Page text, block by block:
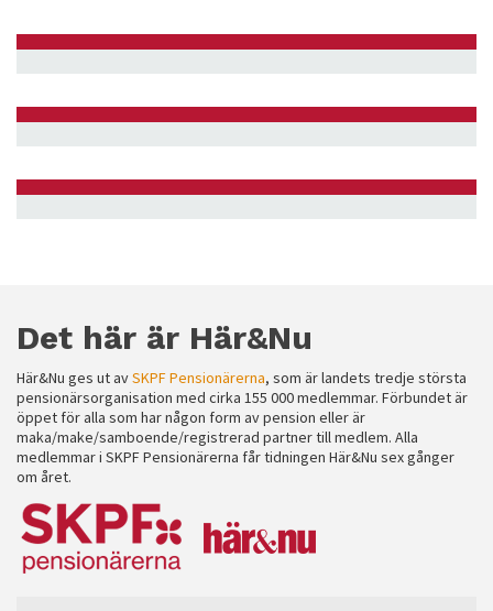
Det här är Här&Nu
Här&Nu ges ut avSKPF Pensionärerna, som är landets tredje största
pensionärsorganisation med cirka 155 000 medlemmar. Förbundet är
öppet för alla som har någon form av pension eller är
maka/make/samboende/registrerad partner till medlem. Alla
medlemmar i SKPF Pensionärerna får tidningen Här&Nu sex gånger
om året.